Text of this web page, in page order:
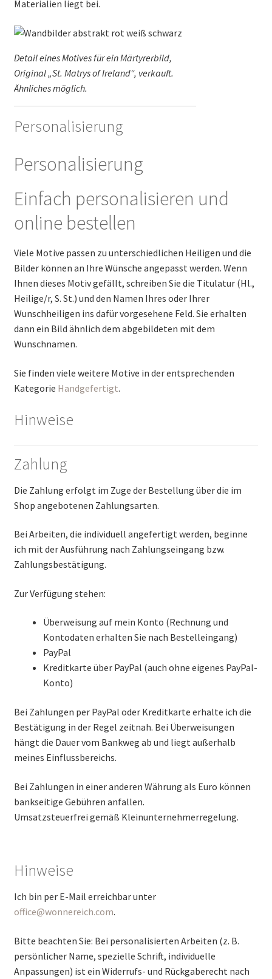
Materialien liegt bei.
Detail eines Motives für ein Märtyrerbild,
Original „St. Matrys of Ireland“, verkauft.
Ähnliches möglich.
Personalisierung
Personalisierung
Einfach personalisieren und
online bestellen
Viele Motive passen zu unterschiedlichen Heiligen und die
Bilder können an Ihre Wünsche angepasst werden. Wenn
Ihnen dieses Motiv gefällt, schreiben Sie die Titulatur (Hl.,
Heilige/r, S. St.) und den Namen Ihres oder Ihrer
Wunschheiligen ins dafür vorgesehene Feld. Sie erhalten
dann ein Bild ähnlich dem abgebildeten mit dem
Wunschnamen.
Sie finden viele weitere Motive in der entsprechenden
Kategorie Handgefertigt.
Hinweise
Zahlung
Die Zahlung erfolgt im Zuge der Bestellung über die im
Shop angebotenen Zahlungsarten.
Bei Arbeiten, die individuell angefertigt werden, beginne
ich mit der Ausführung nach Zahlungseingang bzw.
Zahlungsbestätigung.
Zur Verfügung stehen:
Überweisung auf mein Konto (Rechnung und
Kontodaten erhalten Sie nach Bestelleingang)
PayPal
Kreditkarte über PayPal (auch ohne eigenes PayPal-
Konto)
Bei Zahlungen per PayPal oder Kreditkarte erhalte ich die
Bestätigung in der Regel zeitnah. Bei Überweisungen
hängt die Dauer vom Bankweg ab und liegt außerhalb
meines Einflussbereichs.
Bei Zahlungen in einer anderen Währung als Euro können
bankseitige Gebühren anfallen.
Umsatzsteuerfrei gemäß Kleinunternehmerregelung.
Hinweise
Ich bin per E-Mail erreichbar unter
office@wonnereich.com.
Bitte beachten Sie: Bei personalisierten Arbeiten (z. B.
persönlicher Name, spezielle Schrift, individuelle
Anpassungen) ist ein Widerrufs- und Rückgaberecht nach